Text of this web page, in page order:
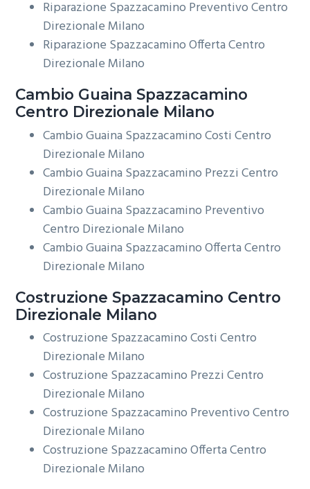
Riparazione Spazzacamino Preventivo Centro
Direzionale Milano
Riparazione Spazzacamino Offerta Centro
Direzionale Milano
Cambio Guaina Spazzacamino
Centro Direzionale Milano
Cambio Guaina Spazzacamino Costi Centro
Direzionale Milano
Cambio Guaina Spazzacamino Prezzi Centro
Direzionale Milano
Cambio Guaina Spazzacamino Preventivo
Centro Direzionale Milano
Cambio Guaina Spazzacamino Offerta Centro
Direzionale Milano
Costruzione Spazzacamino Centro
Direzionale Milano
Costruzione Spazzacamino Costi Centro
Direzionale Milano
Costruzione Spazzacamino Prezzi Centro
Direzionale Milano
Costruzione Spazzacamino Preventivo Centro
Direzionale Milano
Costruzione Spazzacamino Offerta Centro
Direzionale Milano